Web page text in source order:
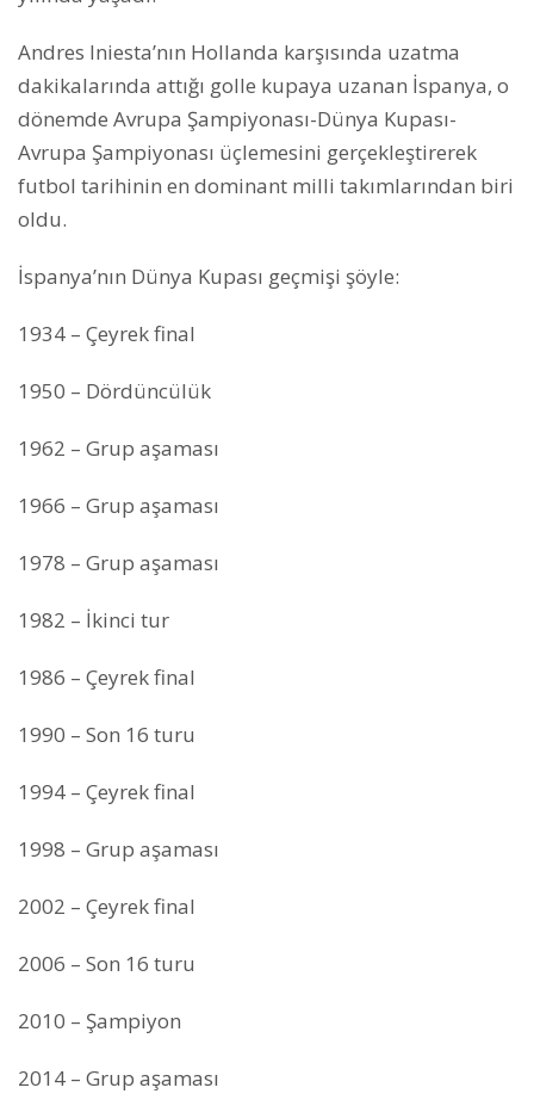
Andres Iniesta’nın Hollanda karşısında uzatma
dakikalarında attığı golle kupaya uzanan İspanya, o
dönemde Avrupa Şampiyonası-Dünya Kupası-
Avrupa Şampiyonası üçlemesini gerçekleştirerek
futbol tarihinin en dominant milli takımlarından biri
oldu.
İspanya’nın Dünya Kupası geçmişi şöyle:
1934 – Çeyrek final
1950 – Dördüncülük
1962 – Grup aşaması
1966 – Grup aşaması
1978 – Grup aşaması
1982 – İkinci tur
1986 – Çeyrek final
1990 – Son 16 turu
1994 – Çeyrek final
1998 – Grup aşaması
2002 – Çeyrek final
2006 – Son 16 turu
2010 – Şampiyon
2014 – Grup aşaması